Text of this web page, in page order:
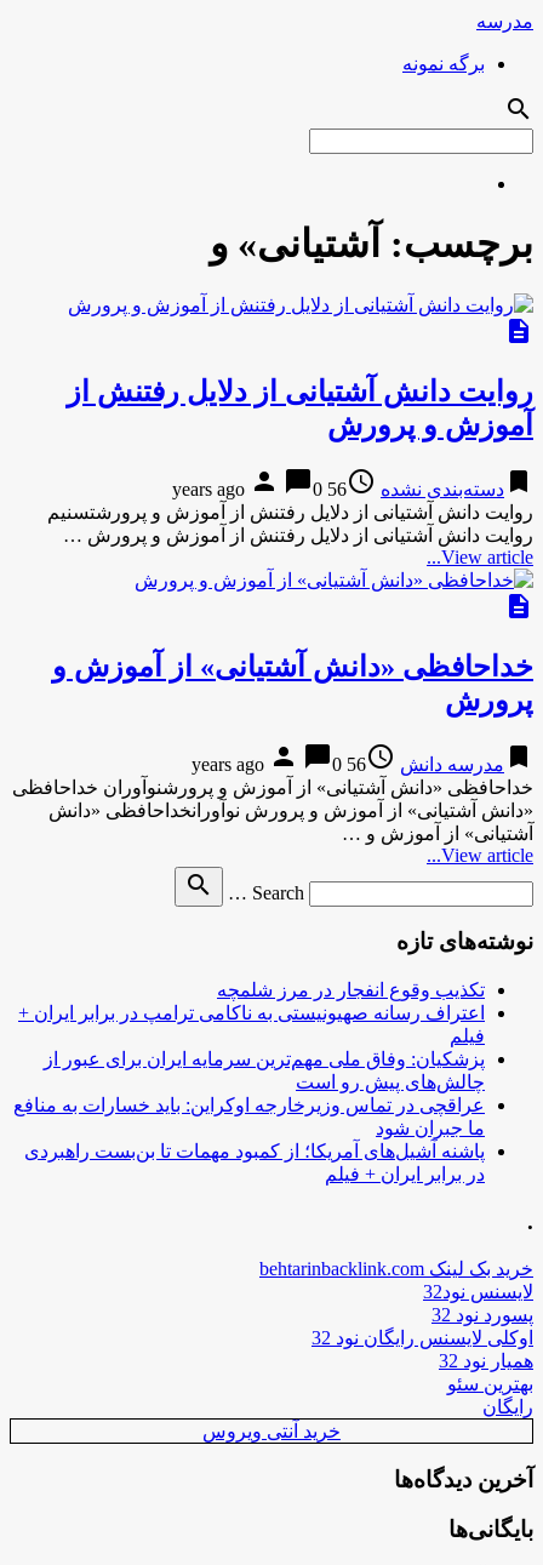
مدرسه
برگه نمونه
search
برچسب: آشتیانی» و
description
روایت دانش آشتیانی از دلایل رفتنش از
آموزش و پرورش
bookmark دسته‌بندی نشده access_time
56 years ago
person chat_bubble0
روایت دانش آشتیانی از دلایل رفتنش از آموزش و پرورشتسنیم
روایت دانش آشتیانی از دلایل رفتنش از آموزش و پرورش …
View article...
description
خداحافظی «دانش آشتیانی» از آموزش و
پرورش
bookmark مدرسه دانش access_time
56 years ago
person chat_bubble0
خداحافظی «دانش آشتیانی» از آموزش و پرورشنوآوران خداحافظی
«دانش آشتیانی» از آموزش و پرورش نوآورانخداحافظی «دانش
آشتیانی» از آموزش و …
View article...
Search …
search
نوشته‌های تازه
تکذیب وقوع انفجار در مرز شلمچه
اعتراف رسانه صهیونیستی به ناکامی ترامپ در برابر ایران +
فیلم
پزشکیان: وفاق ملی مهم‌ترین سرمایه ایران برای عبور از
چالش‌های پیش رو است
عراقچی در تماس وزیرخارجه اوکراین: باید خسارات به منافع
ما جبران شود
پاشنه آشیل‌های آمریکا؛ از کمبود مهمات تا بن‌بست راهبردی
در برابر ایران + فیلم
.
خرید بک لینک behtarinbacklink.com
لایسنس نود32
پسورد نود 32
اوکلی لایسنس رایگان نود 32
همیار نود 32
بهترین سئو
رایگان
خرید آنتی ویروس
آخرین دیدگاه‌ها
بایگانی‌ها